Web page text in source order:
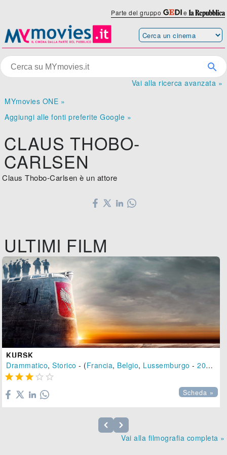
Parte del gruppo e
Vai alla ricerca avanzata »
MYmovies ONE »
Aggiungi alle fonti preferite Google »
CLAUS THOBO-
CARLSEN
Claus Thobo-Carlsen è un attore
ULTIMI FILM
KURSK
Drammatico,Storico - (Francia, Belgio, Lussemburgo -2018
    
Scheda »
Vai alla filmografia completa »